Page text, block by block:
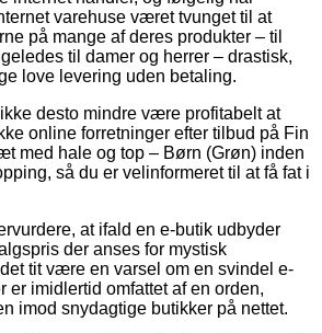
varehuse været tvunget til at
på mange af deres produkter – til
til damer og herrer – drastisk,
love levering uden betaling.
desto mindre være profitabelt at
online forretninger efter tilbud på Fin
med hale og top – Børn (Grøn) inden
så du er velinformeret til at få fat i
at ifald en e-butik udbyder
der anses for mystisk
tit være en varsel om en svindel e-
er imidlertid omfattet af en orden,
imod snydagtige butikker på nettet.